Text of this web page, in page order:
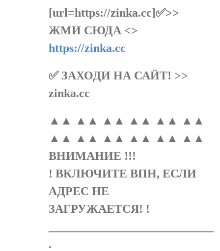
[url=https://zinka.cc]✅>>
ЖМИ СЮДА <>
https://zinka.cc
✅ ЗАХОДИ НА САЙТ! >>
zinka.cc
▲▲ ▲▲ ▲▲ ▲▲ ▲▲ ▲▲
▲▲ ▲▲ ▲▲ ▲▲ ▲▲ ▲▲
ВНИМАНИЕ !!!
! ВКЛЮЧИТЕ ВПН, ЕСЛИ
АДРЕС НЕ
ЗАГРУЖАЕТСЯ! !
.